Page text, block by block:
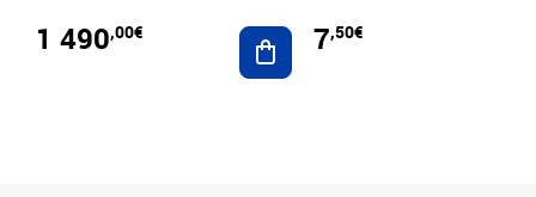
1 490,00€ Ajouter au panier
7,50€